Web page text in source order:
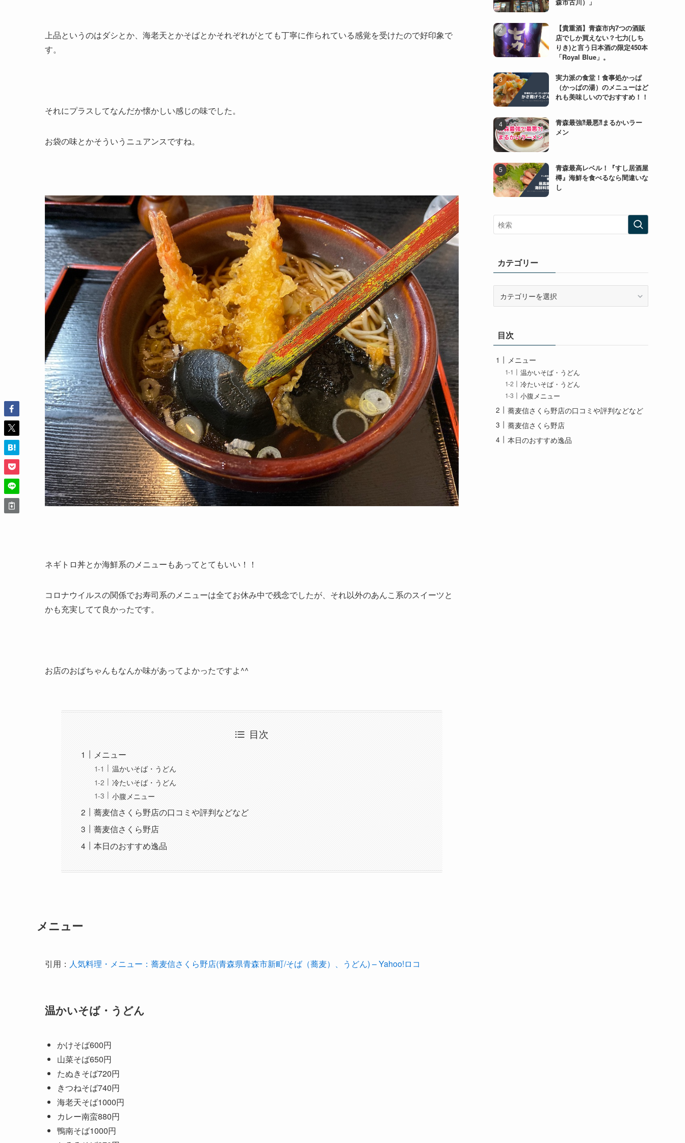
上品というのはダシとか、海老天とかそばとかそれぞれがとても丁寧に作られている感覚を受けたので好印象で
す。
それにプラスしてなんだか懐かしい感じの味でした。
お袋の味とかそういうニュアンスですね。
ネギトロ丼とか海鮮系のメニューもあってとてもいい！！
コロナウイルスの関係でお寿司系のメニューは全てお休み中で残念でしたが、それ以外のあんこ系のスイーツと
かも充実してて良かったです。
お店のおばちゃんもなんか味があってよかったですよ^^
目次
メニュー
温かいそば・うどん
冷たいそば・うどん
小腹メニュー
蕎麦信さくら野店の口コミや評判などなど
蕎麦信さくら野店
本日のおすすめ逸品
メニュー
引用： 人気料理・メニュー：蕎麦信さくら野店(青森県青森市新町/そば（蕎麦）、うどん) – Yahoo!ロコ
温かいそば・うどん
かけそば600円
山菜そば650円
たぬきそば720円
きつねそば740円
海老天そば1000円
カレー南蛮880円
鴨南そば1000円
【貴重酒】青森市内7つの酒販
店でしか買えない？七力(しち
りき)と言う日本酒の限定450本
「Royal Blue」。
実力派の食堂！食事処かっぱ
（かっぱの湯）のメニューはど
れも美味しいのでおすすめ！！
青森最強⁈最悪⁈まるかいラー
メン
青森最高レベル！『すし居酒屋
樽』海鮮を食べるなら間違いな
し
カテゴリー
ー目次
メニュー
温かいそば・うどん
冷たいそば・うどん
小腹メニュー
蕎麦信さくら野店の口コミや評判などなど
蕎麦信さくら野店
本日のおすすめ逸品